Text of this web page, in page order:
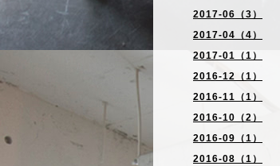
2017-06（3）
2017-04（4）
2017-01（1）
2016-12（1）
2016-11（1）
2016-10（2）
2016-09（1）
2016-08（1）